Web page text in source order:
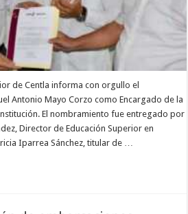
de Centla informa con orgullo el
Antonio Mayo Corzo como Encargado de la
El nombramiento fue entregado por
Director de Educación Superior en
Iparrea Sánchez, titular de …